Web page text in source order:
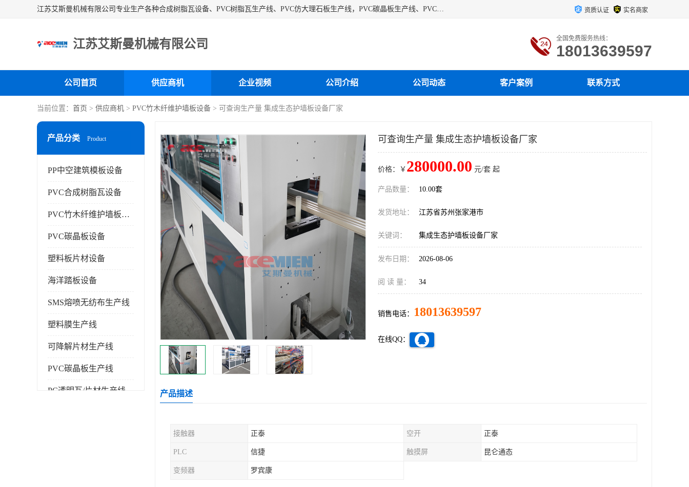
江苏艾斯曼机械有限公司专业生产各种合成树脂瓦设备、PVC树脂瓦生产线、PVC仿大理石板生产线，PVC碳晶板生产线、PVC护墙板生产线，PVC格栅板生产线、PVC扣板生产线、塑料建筑模板生产线。操作方便，性能稳定，价格合理，质量保障。 资质认证 实名商家
江苏艾斯曼机械有限公司 全国免费服务热线：
18013639597
公司首页 供应商机 企业视频 公司介绍 公司动态 客户案例 联系方式
当前位置： 首页 > 供应商机 > PVC竹木纤维护墙板设备 > 可查询生产量 集成生态护墙板设备厂家
产品分类 Product
PP中空建筑模板设备
PVC合成树脂瓦设备
PVC竹木纤维护墙板设备
PVC碳晶板设备
塑料板片材设备
海洋踏板设备
SMS熔喷无纺布生产线
塑料膜生产线
可降解片材生产线
PVC碳晶板生产线
PC透明瓦/片材生产线
可查询生产量 集成生态护墙板设备厂家
价格：￥ 280000.00 元/套 起
产品数量： 10.00套
发货地址： 江苏省苏州张家港市
关键词： 集成生态护墙板设备厂家
发布日期： 2026-08-06
阅 读 量： 34
销售电话： 18013639597
在线QQ：
产品描述
接触器 正泰 空开 正泰
PLC 信捷 触摸屏 昆仑通态
变频器 罗宾康